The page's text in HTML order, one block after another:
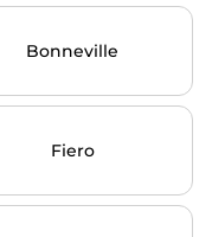
Bonneville
Fiero